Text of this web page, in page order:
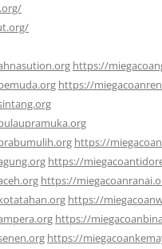
https://
https://
https://
https://
https://
https://
https://
https://